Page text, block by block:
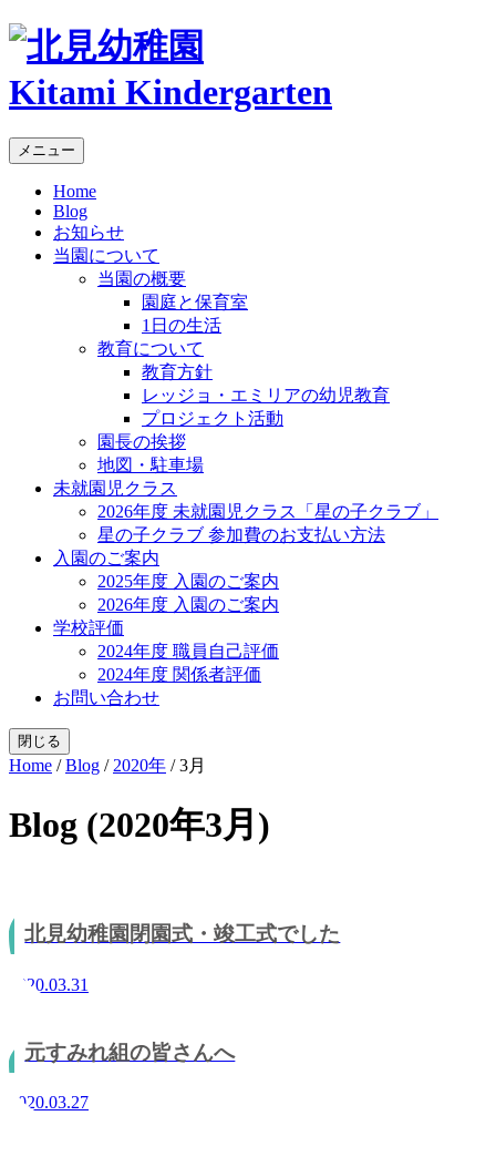
Kitami Kindergarten
メニュー
Home
Blog
お知らせ
当園について
当園の概要
園庭と保育室
1日の生活
教育について
教育方針
レッジョ・エミリアの幼児教育
プロジェクト活動
園長の挨拶
地図・駐車場
未就園児クラス
2026年度 未就園児クラス「星の子クラブ」
星の子クラブ 参加費のお支払い方法
入園のご案内
2025年度 入園のご案内
2026年度 入園のご案内
学校評価
2024年度 職員自己評価
2024年度 関係者評価
お問い合わせ
閉じる
Home /Blog / 2020年 /3月
Blog (2020年3月)
北見幼稚園閉園式・竣工式でした
2020.03.31
元すみれ組の皆さんへ
2020.03.27